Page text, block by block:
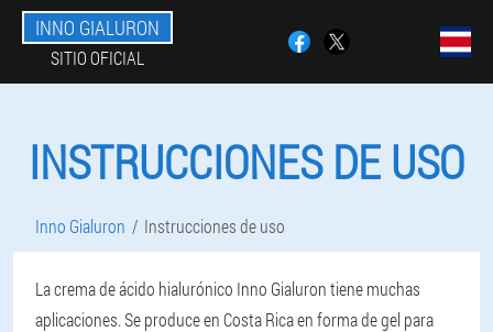
INNO GIALURON
SITIO OFICIAL
INSTRUCCIONES DE USO
Inno Gialuron Instrucciones de uso
La crema de ácido hialurónico Inno Gialuron tiene muchas
aplicaciones. Se produce en Costa Rica en forma de gel para